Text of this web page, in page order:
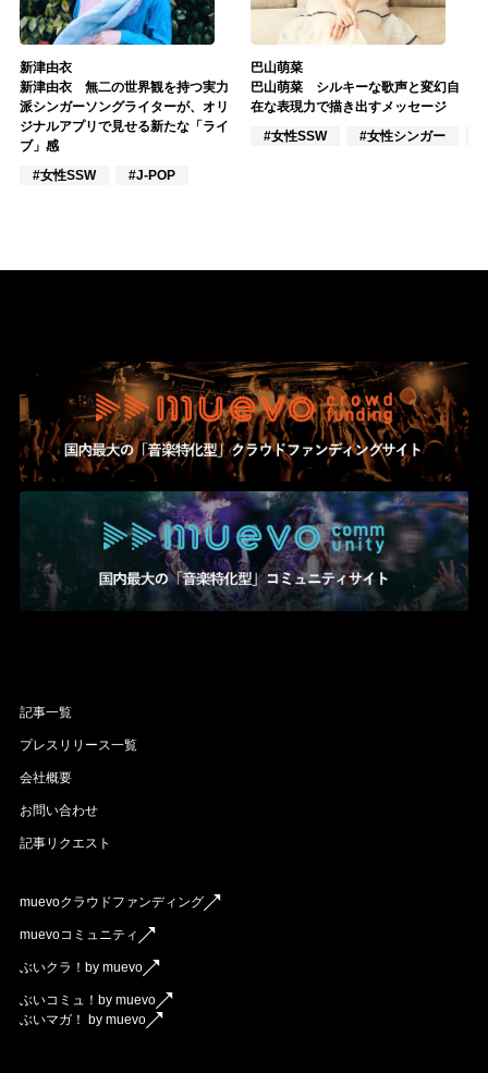
新津由衣
新津由衣 無二の世界観を持つ実力
派シンガーソングライターが、オリ
ジナルアプリで見せる新たな「ライ
ブ」感
#女性SSW
#J-POP
巴山萌菜
巴山萌菜 シルキーな歌声と変幻自
在な表現力で描き出すメッセージ
#女性SSW
#女性シンガー
記事一覧
プレスリリース一覧
会社概要
お問い合わせ
記事リクエスト
muevoクラウドファンディング
muevoコミュニティ
ぶいクラ！by muevo
ぶいコミュ！by muevo
ぶいマガ！ by muevo